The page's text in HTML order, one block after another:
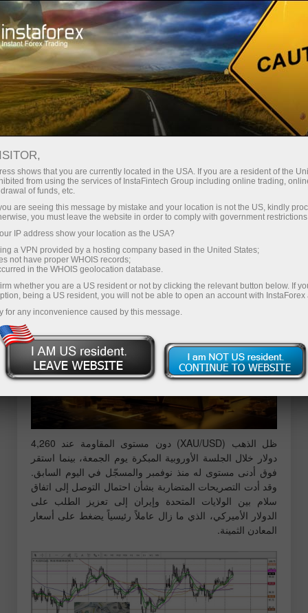
للمتداولين تحليلات الفوركس
المراجعات التحليلية
Fundamental analysis
12.06.2026 12:21 PM
تحليل وتوقعات سعر XAU/USD: حالة عدم
اليقين بشأن اتفاق سلام محتمل مع إيران
تدعم الدولار الأمريكي
ظل الذهب (XAU/USD) دون مستوى المقاومة عند 4,260
دولار خلال الجلسة الأوروبية المبكرة يوم الجمعة، بينما استقر
فوق أدنى مستوى له منذ نوفمبر والمسجّل في اليوم السابق.
وقد أدت التصريحات المتضاربة بشأن احتمال التوصل إلى اتفاق
سلام بين الولايات المتحدة وإيران إلى تعزيز الطلب على
الدولار الأميركي، الذي ما زال عاملاً رئيسياً يضغط على أسعار
المعادن الثمينة.
shows that you are currently located in the USA. If you are a resident of the
from using the services of InstaFintech Group including online trading,
of funds, etc.
are seeing this message by mistake and your location is not the US, kindly
you must leave the website in order to comply with government
IP address show your location as the USA?
a VPN provided by a hosting company based in the United States;
not have proper WHOIS records;
in the WHOIS geolocation database.
whether you are a US resident or not by clicking the relevant button below. If
being a US resident, you will not be able to open an account with InstaForex
for any inconvenience caused by this message.